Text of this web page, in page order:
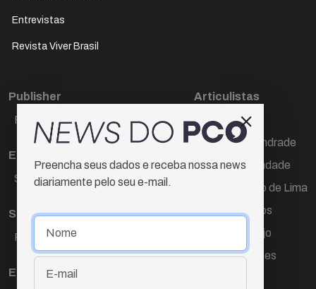
Entrevistas
Revista Viver Brasil
Publisher
Paulo Cesar de Oliveira
Editora Chefe
Sueli Cotta
Sub-editora
Raquel Ayres
Equipe
Articulistas
Décio Freire
Dr Marcos Andrade
Hamilton Trindade
Igor Carvalho de Lima
Mario Campos
Renata Araújo
Wagner Gomes
Preencha seus dados e receba nossa news
diariamente pelo seu e-mail.